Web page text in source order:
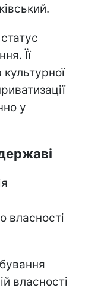
Її
у
власності
власності